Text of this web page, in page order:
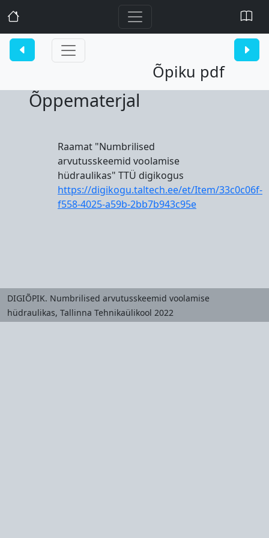
Õpiku pdf
Õppematerjal
Raamat "Numbrilised
arvutusskeemid voolamise
hüdraulikas" TTÜ digikogus
https://digikogu.taltech.ee/et/Item/33c0c06f-
f558-4025-a59b-2bb7b943c95e
DIGIÕPIK. Numbrilised arvutusskeemid voolamise
hüdraulikas, Tallinna Tehnikaülikool 2022